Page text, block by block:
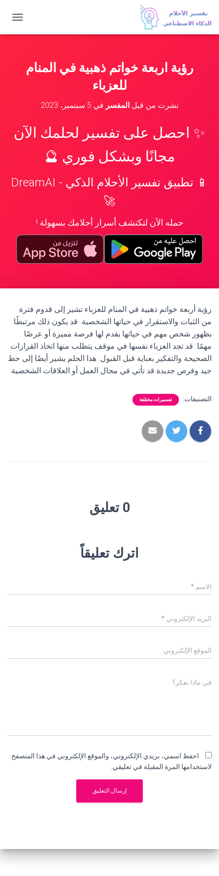
ب
رؤية اربعة خواتم ذهبية في المنام
للعزباء
نشرت من قبل المفسر في 5 سبتمبر، 2023
✨ احصل على تفسير لحلمك الآن
مجانًا وبشكل فوري 🔮
📱 تطبيق تفسير الأحلام الذكي - DreamAI
🚀
حمله الآن لتكتشف أسرار أحلامك بسهولة !
رؤية أربعة خواتم ذهبية في المنام للعزباء تشير إلى قدوم فترة
من الثبات والاستقرار في حياتها الشخصية. قد يكون ذلك مرتبطًا
بظهور شخص مهم في حياتها يقدم لها فرصة مميزة أو عرضًا
مهمًا. قد تجد العزباء نفسها في موقف يتطلب منها اتخاذ القرارات
الصحيحة والتفكير بعناية قبل القبول. هذا الحلم يشير أيضًا إلى حظ
جيد وفرص جديدة قد تأتي في مجال العمل أو العلاقات الشخصية.
التصنيفات: تفسيرات مختلفة
0 تعليق
اترك تعليقاً
الاسم *
البريد الإلكتروني *
الموقع الإلكتروني
في ماذا تفكر؟
احفظ اسمي، بريدي الإلكتروني، والموقع الإلكتروني في هذا المتصفح
لاستخدامها المرة المقبلة في تعليقي.